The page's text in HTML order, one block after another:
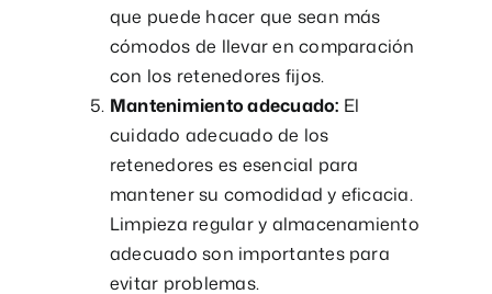
que puede hacer que sean más
cómodos de llevar en comparación
con los retenedores fijos.
Mantenimiento adecuado: El
cuidado adecuado de los
retenedores es esencial para
mantener su comodidad y eficacia.
Limpieza regular y almacenamiento
adecuado son importantes para
evitar problemas.